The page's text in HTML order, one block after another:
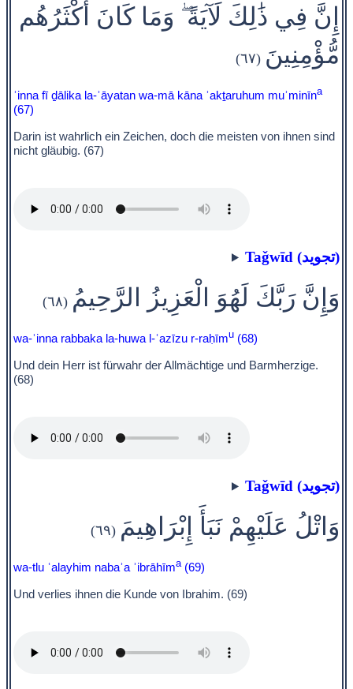
إِنَّ فِي ذَٰلِكَ لَآيَةً ۖ وَمَا كَانَ أَكْثَرُهُم
مُّؤْمِنِينَ (٦٧)
ʾinna fī ḏālika la-ʾāyatan wa-mā kāna ʾakṯaruhum muʾminīna
(67)
Darin ist wahrlich ein Zeichen, doch die meisten von ihnen sind
nicht gläubig. (67)
Taǧwīd (تجويد)
وَإِنَّ رَبَّكَ لَهُوَ الْعَزِيزُ الرَّحِيمُ (٦٨)
wa-ʾinna rabbaka la-huwa l-ʿazīzu r-raḥīmu (68)
Und dein Herr ist fürwahr der Allmächtige und Barmherzige.
(68)
Taǧwīd (تجويد)
وَاتْلُ عَلَيْهِمْ نَبَأَ إِبْرَاهِيمَ (٦٩)
wa-tlu ʿalayhim nabaʾa ʾibrāhīma(69)
Und verlies ihnen die Kunde von Ibrahim. (69)